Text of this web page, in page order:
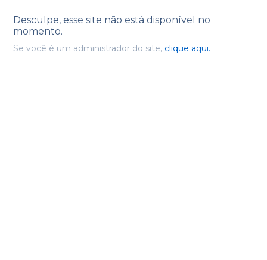
Desculpe, esse site não está disponível no
momento.
Se você é um administrador do site, clique aqui.